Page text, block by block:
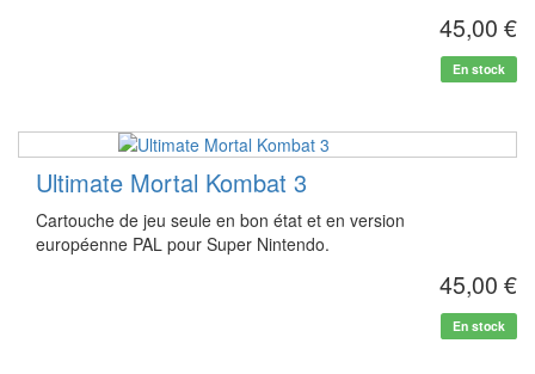
45,00 €
En stock
Ultimate Mortal Kombat 3
Cartouche de jeu seule en bon état et en version
européenne PAL pour Super Nintendo.
45,00 €
En stock